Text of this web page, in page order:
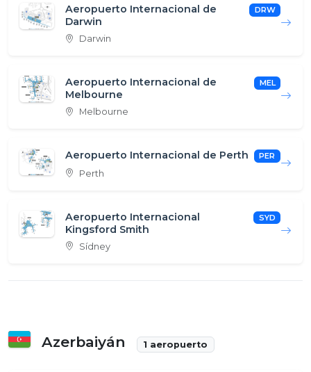
Aeropuerto Internacional de
Darwin
DRW
Darwin
Aeropuerto Internacional de
Melbourne
MEL
Melbourne
Aeropuerto Internacional de Perth PER
Perth
Aeropuerto Internacional
Kingsford Smith
SYD
Sídney
Azerbaiyán 1 aeropuerto